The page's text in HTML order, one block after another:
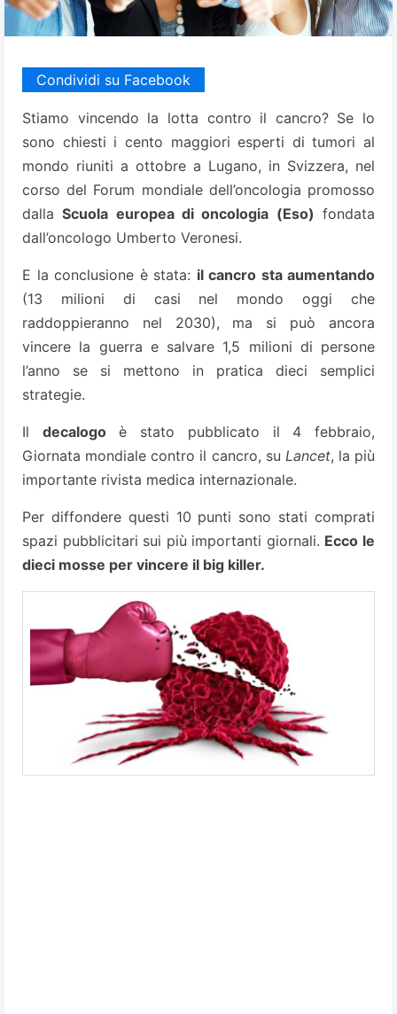
Condividi su Facebook
Stiamo vincendo la lotta contro il cancro? Se lo
sono chiesti i cento maggiori esperti di tumori al
mondo riuniti a ottobre a Lugano, in Svizzera, nel
corso del Forum mondiale dell’oncologia promosso
dallaScuola europea di oncologia (Eso) fondata
dall’oncologo Umberto Veronesi.
E la conclusione è stata: il cancro sta aumentando
(13 milioni di casi nel mondo oggi che
raddoppieranno nel 2030), ma si può ancora
vincere la guerra e salvare 1,5 milioni di persone
l’anno se si mettono in pratica dieci semplici
strategie.
Il decalogoè stato pubblicato il 4 febbraio,
Giornata mondiale contro il cancro, su Lancet, la più
importante rivista medica internazionale.
Per diffondere questi 10 punti sono stati comprati
spazi pubblicitari sui più importanti giornali. Ecco le
dieci mosse per vincere il big killer.